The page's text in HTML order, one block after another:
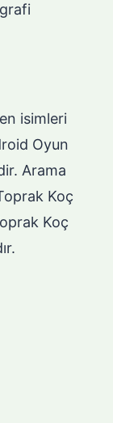
isimleri
Oyun
Arama
Koç
Koç